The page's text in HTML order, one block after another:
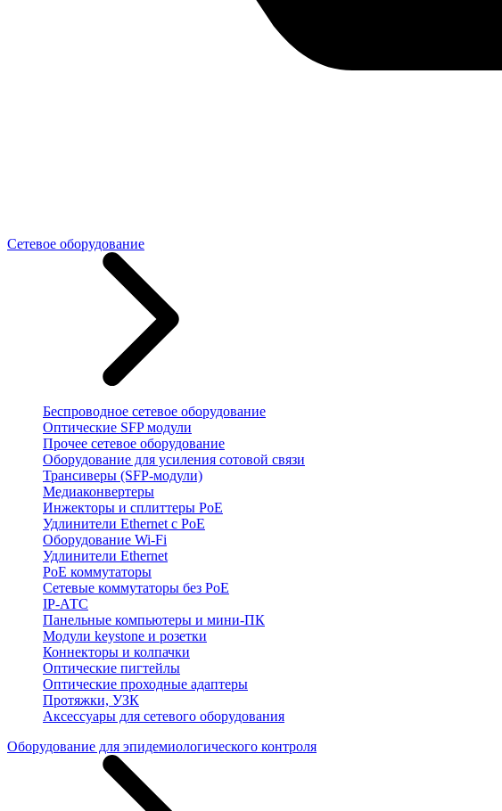
Сетевое оборудование
Беспроводное сетевое оборудование
Оптические SFP модули
Прочее сетевое оборудование
Оборудование для усиления сотовой связи
Трансиверы (SFP-модули)
Медиаконвертеры
Инжекторы и сплиттеры PoE
Удлинители Ethernet с PoE
Оборудование Wi-Fi
Удлинители Ethernet
PoE коммутаторы
Сетевые коммутаторы без PoE
IP-АТС
Панельные компьютеры и мини-ПК
Модули keystone и розетки
Коннекторы и колпачки
Оптические пигтейлы
Оптические проходные адаптеры
Протяжки, УЗК
Аксессуары для сетевого оборудования
Оборудование для эпидемиологического контроля